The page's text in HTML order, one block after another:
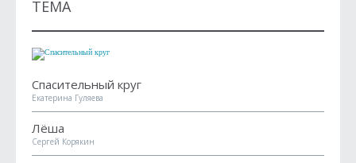
ТЕМА
Спасительный круг
Екатерина Гуляева
Лёша
Сергей Корякин